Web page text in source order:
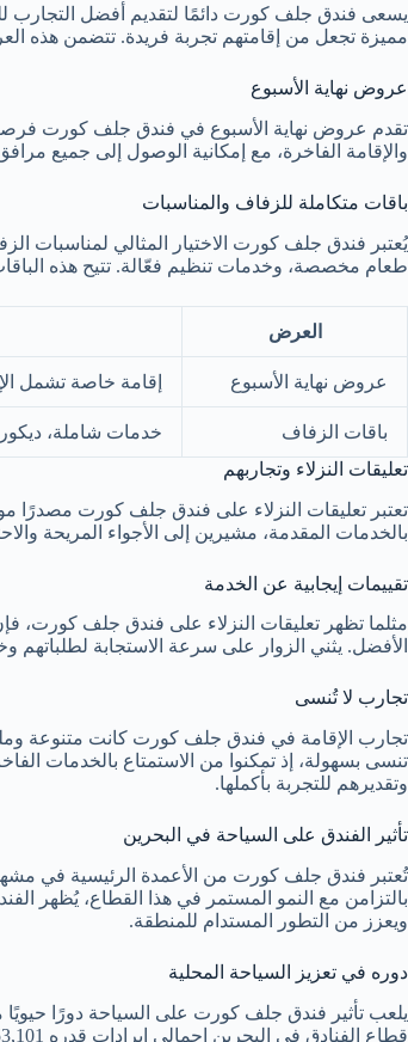
يسعى فندق جلف كورت دائمًا لتقديم أفضل التجارب
مميزة تجعل من إقامتهم تجربة فريدة. تتضمن هذه
عروض نهاية الأسبوع
تقدم عروض نهاية الأسبوع في فندق جلف كورت فرصة
والإقامة الفاخرة، مع إمكانية الوصول إلى جميع
باقات متكاملة للزفاف والمناسبات
يُعتبر فندق جلف كورت الاختيار المثالي لمناسبات
طعام مخصصة، وخدمات تنظيم فعّالة. تتيح هذه
العرض
عروض نهاية الأسبوع إقامة خاصة تشمل
باقات الزفاف خدمات شاملة،
تعليقات النزلاء وتجاربهم
تعتبر تعليقات النزلاء على فندق جلف كورت مصدرًا
بالخدمات المقدمة، مشيرين إلى الأجواء المريحة
تقييمات إيجابية عن الخدمة
مثلما تظهر تعليقات النزلاء على فندق جلف كورت،
الأفضل. يثني الزوار على سرعة الاستجابة لطلباتهم
تجارب لا تُنسى
تجارب الإقامة في فندق جلف كورت كانت متنوعة
تنسى بسهولة، إذ تمكنوا من الاستمتاع بالخدمات
وتقديرهم للتجربة بأكملها.
تأثير الفندق على السياحة في البحرين
تُعتبر فندق جلف كورت من الأعمدة الرئيسية في
بالتزامن مع النمو المستمر في هذا القطاع، يُظهر
ويعزز من التطور المستدام للمنطقة.
دوره في تعزيز السياحة المحلية